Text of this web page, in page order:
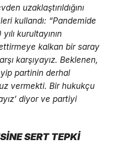
uzaklaştırıldığını
kullandı: “Pandemide
kurultayının
kalkan bir saray
karşıyayız. Beklenen,
partinin derhal
vermekti. Bir hukukçu
diyor ve partiyi
SERT TEPKİ